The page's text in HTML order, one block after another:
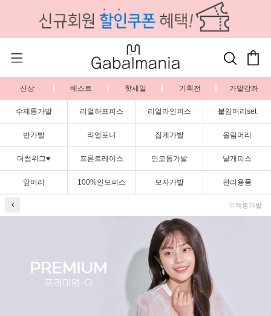
신상 베스트 핫세일 기획전 가발강좌
수제통가발 리얼하프피스 리얼라인피스 붙임머리set
반가발 리얼포니 집게가발 올림머리
더썸위그♥ 프론트레이스 인모통가발 낱개피스
앞머리 100%인모피스 모자가발 관리용품
수제통가발